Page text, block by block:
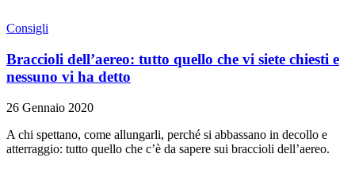
Consigli
Braccioli dell’aereo: tutto quello che vi siete chiesti e
nessuno vi ha detto
26 Gennaio 2020
A chi spettano, come allungarli, perché si abbassano in decollo e
atterraggio: tutto quello che c’è da sapere sui braccioli dell’aereo.